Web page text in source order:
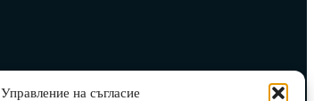
Управление на съгласие